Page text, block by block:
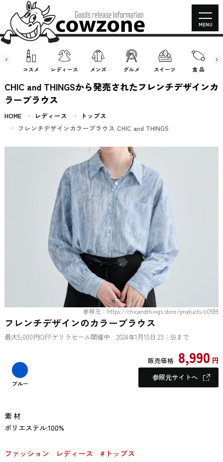
コスメ レディース メンズ グルメ スイーツ 食 品
MENU
CHIC and THINGSから発売されたフレンチデザインカ
ラーブラウス
HOME レディース
トップス
フレンチデザインカラーブラウス CHIC and THINGS
参照元：https://chicandthings.store/products/c0599
フレンチデザインのカラーブラウス
最大5,000円OFFゲリラセール開催中 2024年1月15日 23：59まで
ブルー
販売価格 8,990 円
参照元サイトへ
素 材
ポリエステル:100%
ファッション レディース #トップス